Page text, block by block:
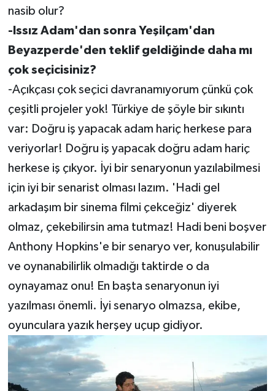
nasib olur?
-Issız Adam'dan sonra Yeşilçam'dan
Beyazperde'den teklif geldiğinde daha mı
çok seçicisiniz?
-Açıkçası çok seçici davranamıyorum çünkü çok
çeşitli projeler yok! Türkiye de şöyle bir sıkıntı
var: Doğru iş yapacak adam hariç herkese para
veriyorlar! Doğru iş yapacak doğru adam hariç
herkese iş çıkyor. İyi bir senaryonun yazılabilmesi
için iyi bir senarist olması lazım. 'Hadi gel
arkadaşım bir sinema filmi çekceğiz' diyerek
olmaz, çekebilirsin ama tutmaz! Hadi beni boşver
Anthony Hopkins'e bir senaryo ver, konuşulabilir
ve oynanabilirlik olmadığı taktirde o da
oynayamaz onu! En başta senaryonun iyi
yazılması önemli. İyi senaryo olmazsa, ekibe,
oyunculara yazık herşey uçup gidiyor.